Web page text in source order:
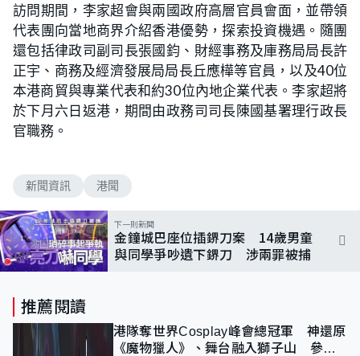
:
6
0
.
0
0
%
訪問期間，李家超會與兩國政府高層官員會面，並帶領
代表團向當地商界介紹香港優勢，探索投資機遇。隨團
還包括律政司副司長張國鈞、財經事務及庫務局局長許
正宇、商務及經濟發展局局長丘應樺等官員，以及40位
本港商貿與專業代表和約30位內地企業代表。李家超將
於下月六日返港，期間由政務司司長陳國基署理行政長
官職務。
新聞資訊 港聞
下一則新聞
金鐘城巴座位插鎅刀案 14歲男童
與同學爭吵遺下鎅刀 涉兩罪被捕
推薦閱讀
港隊奪世界Cosplay峰會總冠軍 神還原
《魔物獵人》、舞台融入獅子山 參賽